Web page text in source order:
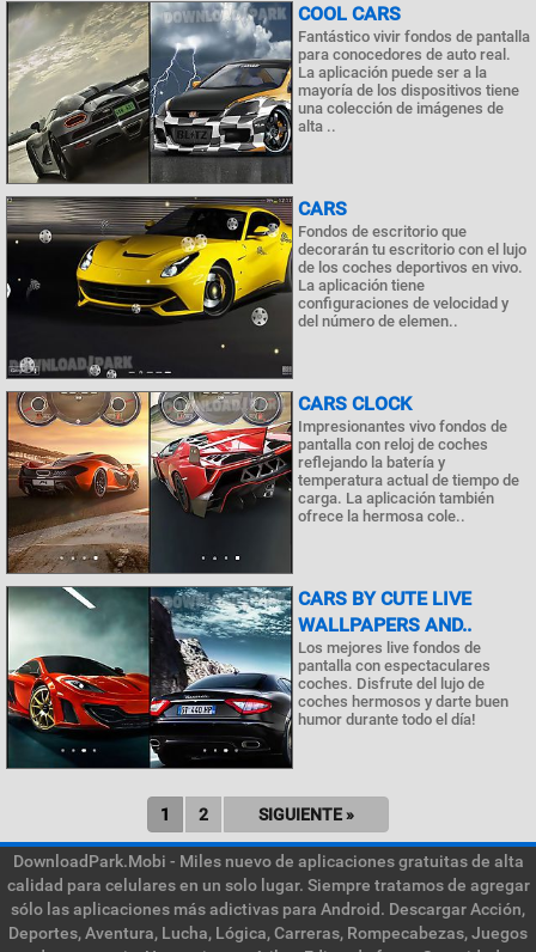
COOL CARS
Fantástico vivir fondos de pantalla
para conocedores de auto real.
La aplicación puede ser a la
mayoría de los dispositivos tiene
una colección de imágenes de
alta ..
CARS
Fondos de escritorio que
decorarán tu escritorio con el lujo
de los coches deportivos en vivo.
La aplicación tiene
configuraciones de velocidad y
del número de elemen..
CARS CLOCK
Impresionantes vivo fondos de
pantalla con reloj de coches
reflejando la batería y
temperatura actual de tiempo de
carga. La aplicación también
ofrece la hermosa cole..
CARS BY CUTE LIVE
WALLPAPERS AND..
Los mejores live fondos de
pantalla con espectaculares
coches. Disfrute del lujo de
coches hermosos y darte buen
humor durante todo el día!
1 2 SIGUIENTE »
DownloadPark.Mobi - Miles nuevo de aplicaciones gratuitas de alta
calidad para celulares en un solo lugar. Siempre tratamos de agregar
sólo las aplicaciones más adictivas para Android. Descargar Acción,
Deportes, Aventura, Lucha, Lógica, Carreras, Rompecabezas, Juegos